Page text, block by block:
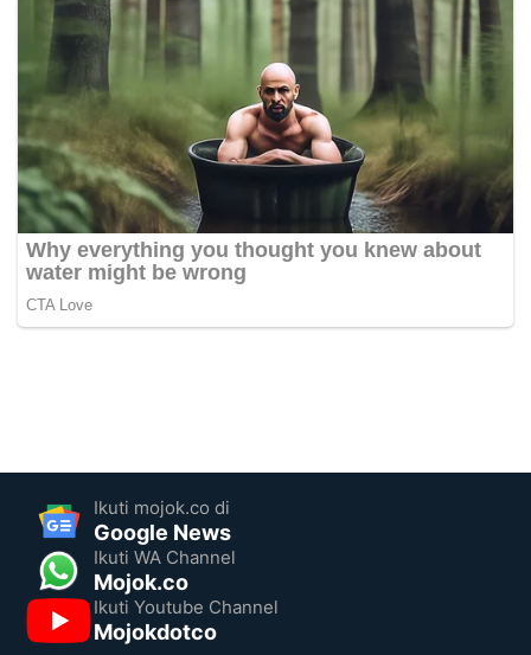
Ikuti mojok.co di
Google News
Ikuti WA Channel
Mojok.co
Ikuti Youtube Channel
Mojokdotco